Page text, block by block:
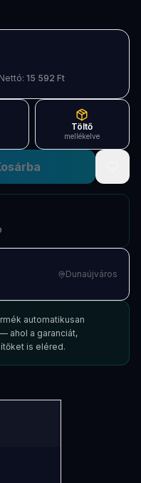
15 592 Ft
Töltő
mellékelve
Dunaújváros
automatikusan
ahol a garanciát,
is eléred.